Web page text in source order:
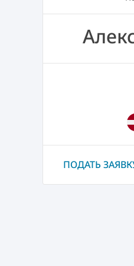
ПОДАТЬ